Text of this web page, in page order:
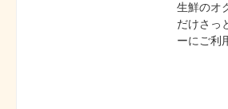
生鮮のオ
だけさっ
ーにご利